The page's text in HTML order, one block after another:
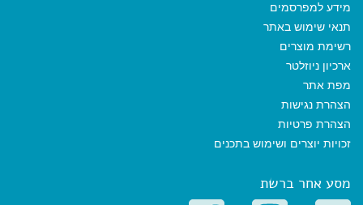
מידע למפרסמים
תנאי שימוש באתר
רשימת מוצרים
ארכיון ניוזלטר
מפת אתר
הצהרת נגישות
הצהרת פרטיות
זכויות יוצרים ושימוש בתכנים
מסע אחר ברשת